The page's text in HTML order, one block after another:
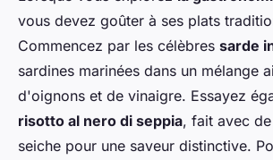
vous devez goûter à ses plats
Commencez par les célèbres sarde
sardines marinées dans un mélange
d'oignons et de vinaigre. Essayez
risotto al nero di seppia, fait avec
seiche pour une saveur distinctive.